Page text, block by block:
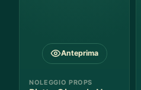
Anteprima
NOLEGGIO PROPS